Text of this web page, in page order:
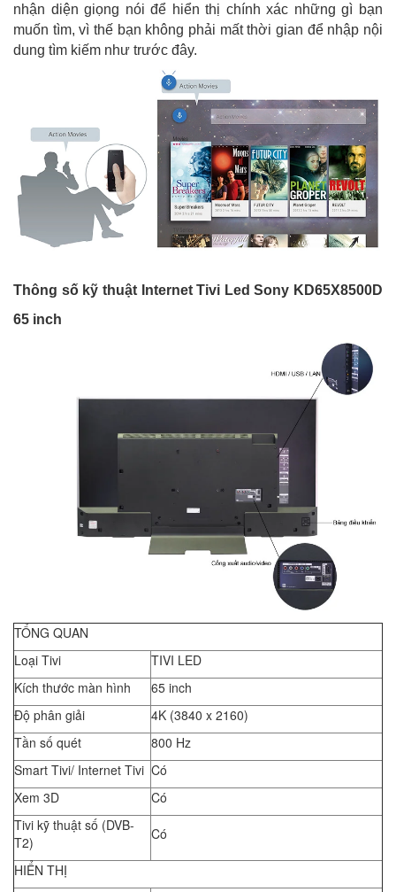
nhận diện giọng nói để hiển thị chính xác những gì bạn
muốn tìm, vì thế bạn không phải mất thời gian để nhập nội
dung tìm kiếm như trước đây.
Thông số kỹ thuật Internet Tivi Led Sony KD65X8500D
65 inch
TỔNG QUAN
Loại Tivi
TIVI LED
Kích thước màn hình
65 inch
Độ phân giải
4K (3840 x 2160)
Tần số quét
800 Hz
Smart Tivi/ Internet Tivi Có
Xem 3D
Có
Tivi kỹ thuật số (DVB-
T2)
Có
HIỂN THỊ